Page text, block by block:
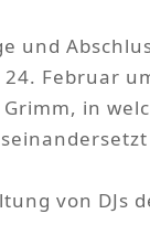
und
Februar
in
von DJs